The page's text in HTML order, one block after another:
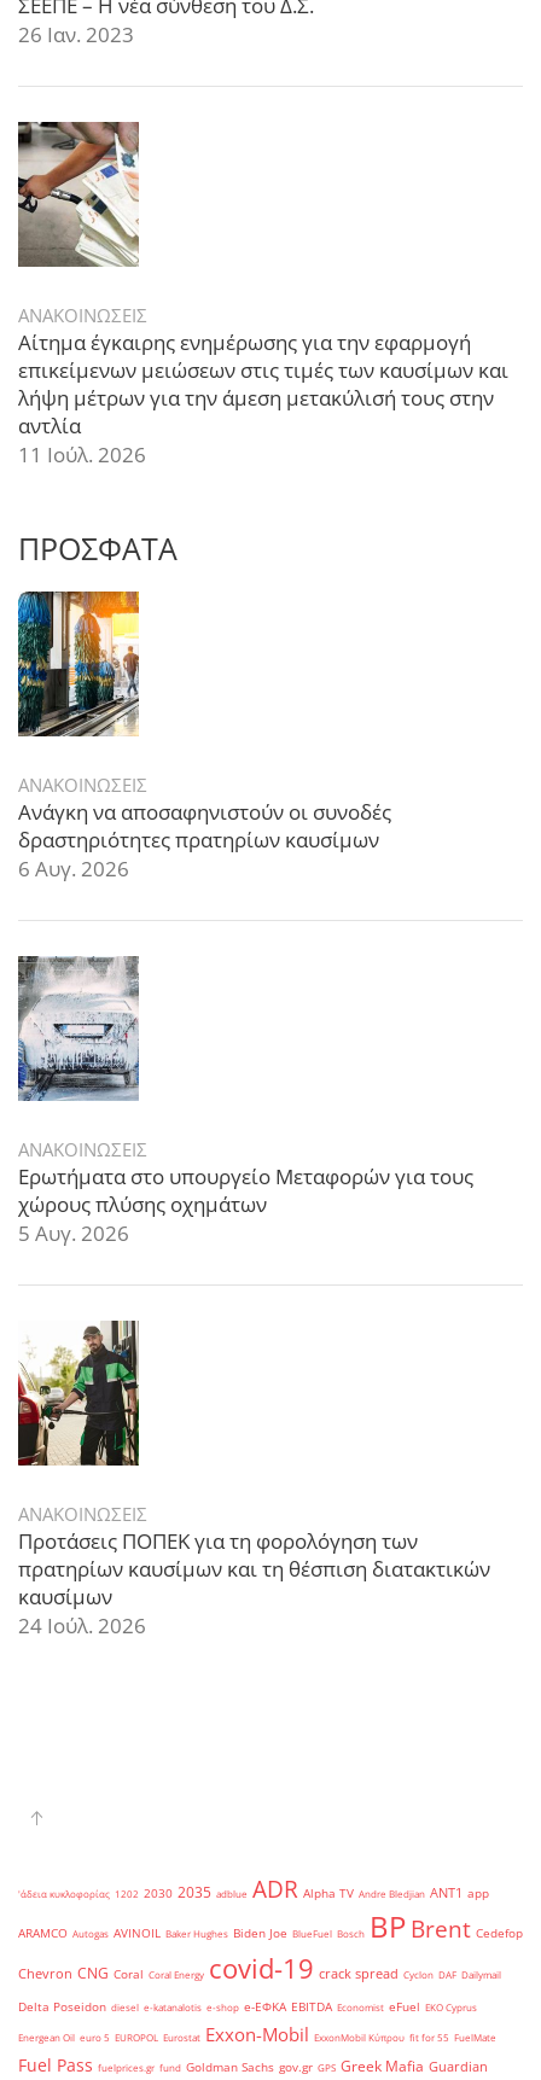
26 Ιαν. 2023
ΑΝΑΚΟΙΝΩΣΕΙΣ
Αίτημα έγκαιρης ενημέρωσης για την εφαρμογή
επικείμενων μειώσεων στις τιμές των καυσίμων και
λήψη μέτρων για την άμεση μετακύλισή τους στην
αντλία
11 Ιούλ. 2026
ΠΡΟΣΦΑΤΑ
ΑΝΑΚΟΙΝΩΣΕΙΣ
Ανάγκη να αποσαφηνιστούν οι συνοδές
δραστηριότητες πρατηρίων καυσίμων
6 Αυγ. 2026
ΑΝΑΚΟΙΝΩΣΕΙΣ
Ερωτήματα στο υπουργείο Μεταφορών για τους
χώρους πλύσης οχημάτων
5 Αυγ. 2026
ΑΝΑΚΟΙΝΩΣΕΙΣ
Προτάσεις ΠΟΠΕΚ για τη φορολόγηση των
πρατηρίων καυσίμων και τη θέσπιση διατακτικών
καυσίμων
24 Ιούλ. 2026
'άδεια κυκλοφορίας 1202 2030 2035 adblue ADR Alpha TV Andre Bledjian ANT1 app
ARAMCO Autogas AVINOIL Baker Hughes Biden Joe BlueFuel Bosch BPBrent Cedefop
Chevron CNG Coral Coral Energy covid-19 crack spread Cyclon DAF Dailymail
Delta Poseidon diesel e-katanalotis e-shop e-ΕΦΚΑ EBITDA Economist eFuel EKO Cyprus
Energean Oil euro 5 EUROPOL Eurostat Exxon-Mobil ExxonMobil Κύπρου fit for 55 FuelMate
Fuel Pass fuelprices.gr fund Goldman Sachs gov.gr GPS Greek Mafia Guardian